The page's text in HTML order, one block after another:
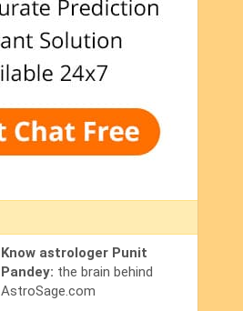
Know astrologer Punit
Pandey: the brain behind
AstroSage.com